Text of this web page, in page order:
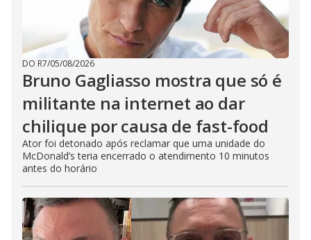
DO R7/05/08/2026
Bruno Gagliasso mostra que só é
militante na internet ao dar
chilique por causa de fast-food
Ator foi detonado após reclamar que uma unidade do
McDonald’s teria encerrado o atendimento 10 minutos
antes do horário